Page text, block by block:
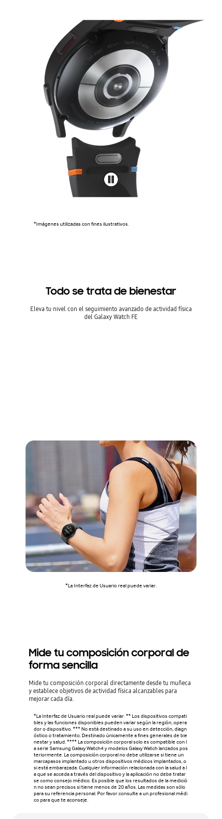
*Imágenes utilizadas con fines ilustrativos.
Todo se trata de bienestar
Eleva tu nivel con el seguimiento avanzado de actividad física
del Galaxy Watch FE
*La Interfaz de Usuario real puede variar.
Mide tu composición corporal de
forma sencilla
Mide tu composición corporal directamente desde tu muñeca
y establece objetivos de actividad física alcanzables para
mejorar cada día.
*La Interfaz de Usuario real puede variar. ** Los dispositivos compati
bles y las funciones disponibles pueden variar según la región, opera
dor o dispositivo. *** No está destinado a su uso en detección, diagn
óstico o tratamiento. Destinado únicamente a fines generales de bie
nestar y salud. **** La composición corporal solo es compatible con l
a serie Samsung Galaxy Watch4 y modelos Galaxy Watch lanzados pos
teriormente. La composición corporal no debe utilizarse si tiene un
marcapasos implantado u otros dispositivos médicos implantados, o
si está embarazada. Cualquier información relacionada con la salud a l
a que se acceda a través del dispositivo y la aplicación no debe tratar
se como consejo médico. Es posible que los resultados de la medició
n no sean precisos si tiene menos de 20 años. Las medidas son sólo
para su referencia personal. Por favor consulte a un profesional médi
co para que te aconseje.